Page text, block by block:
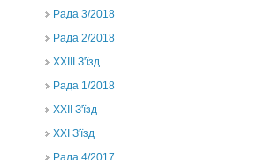
Рада 3/2018
Рада 2/2018
XXIII З'їзд
Рада 1/2018
ХХІІ З'їзд
XXI З'їзд
Рада 4/2017